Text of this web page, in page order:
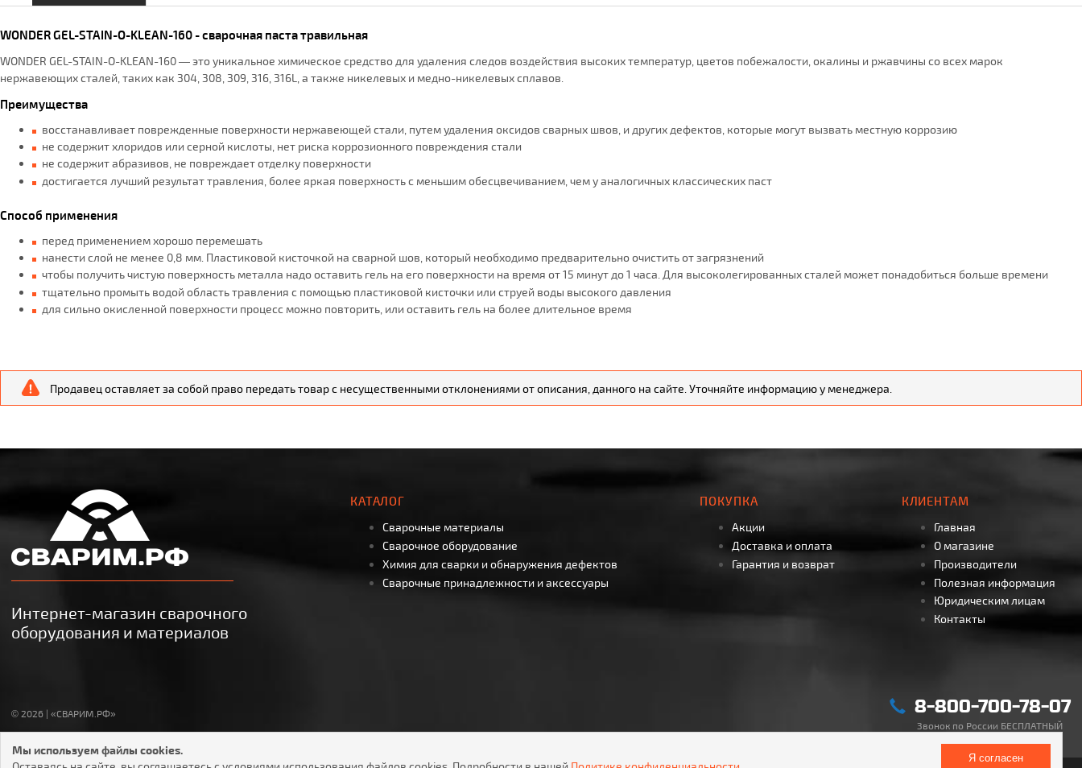
WONDER GEL-STAIN-O-KLEAN-160 - сварочная паста травильная
WONDER GEL-STAIN-O-KLEAN-160 — это уникальное химическое средство для удаления следов воздействия высоких температур, цветов побежалости, окалины и ржавчины со всех марок
нержавеющих сталей, таких как 304, 308, 309, 316, 316L, а также никелевых и медно-никелевых сплавов.
Преимущества
восстанавливает поврежденные поверхности нержавеющей стали, путем удаления оксидов сварных швов, и других дефектов, которые могут вызвать местную коррозию
не содержит хлоридов или серной кислоты, нет риска коррозионного повреждения стали
не содержит абразивов, не повреждает отделку поверхности
достигается лучший результат травления, более яркая поверхность с меньшим обесцвечиванием, чем у аналогичных классических паст
Способ применения
перед применением хорошо перемешать
нанести слой не менее 0,8 мм. Пластиковой кисточкой на сварной шов, который необходимо предварительно очистить от загрязнений
чтобы получить чистую поверхность металла надо оставить гель на его поверхности на время от 15 минут до 1 часа. Для высоколегированных сталей может понадобиться больше времени
тщательно промыть водой область травления с помощью пластиковой кисточки или струей воды высокого давления
для сильно окисленной поверхности процесс можно повторить, или оставить гель на более длительное время
Продавец оставляет за собой право передать товар с несущественными отклонениями от описания, данного на сайте. Уточняйте информацию у менеджера.
Интернет-магазин сварочного
оборудования и материалов
КАТАЛОГ
Сварочные материалы
Сварочное оборудование
Химия для сварки и обнаружения дефектов
Сварочные принадлежности и аксессуары
ПОКУПКА
Акции
Доставка и оплата
Гарантия и возврат
КЛИЕНТАМ
Главная
О магазине
Производители
Полезная информация
Юридическим лицам
Контакты
© 2026 | «СВАРИМ.РФ» 8-800-700-78-07
Звонок по России БЕСПЛАТНЫЙ
Мы используем файлы cookies.
Я согласен